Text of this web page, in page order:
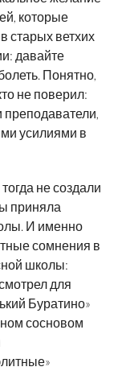
которые
старых ветхих
давайте
Понятно,
не поверил:
усилиями в
не создали
приняла
И именно
сомнения в
школы:
для
Буратино»
сосновом